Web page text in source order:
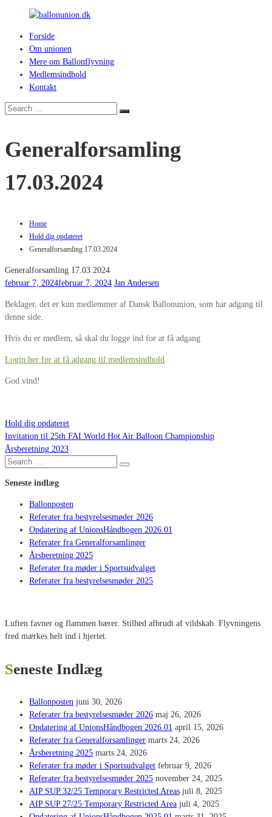
content
ballonunion.dk
hvad
vej
blæser
Forside
Om unionen
Mere om Ballonflyvning
Medlemsindhold
Kontakt
Search
Search
Generalforsamling
17.03.2024
Home
Hold dig opdateret
Generalforsamling 17.03.2024
Generalforsamling 17.03.2024
februar 7, 2024februar 7, 2024 Jan Andersen
Beklager, det er kun medlemmer af Dansk Ballonunion, som har adgang til
denne side.
Hvis du er medlem, så skal du logge ind for at få adgang
Login her for at få adgang til medlemsindhold
God vind!
Hold dig opdateret
Indlægsnavigation
Invitation til 25th FAI World Hot Air Balloon Championship
Årsberetning 2023
Search
Search
Seneste indlæg
Ballonposten
Referater fra bestyrelsesmøder 2026
Opdatering af UnionsHåndbogen 2026.01
Referater fra Generalforsamlinger
Årsberetning 2025
Referater fra møder i Sportsudvalget
Referater fra bestyrelsesmøder 2025
Luften favner og flammen bærer. Stilhed afbrudt af vildskab. Flyvningens
fred mærkes helt ind i hjertet.
Seneste Indlæg
Ballonposten juni 30, 2026
Referater fra bestyrelsesmøder 2026 maj 26, 2026
Opdatering af UnionsHåndbogen 2026.01 april 15, 2026
Referater fra Generalforsamlinger marts 24, 2026
Årsberetning 2025 marts 24, 2026
Referater fra møder i Sportsudvalget februar 9, 2026
Referater fra bestyrelsesmøder 2025 november 24, 2025
AIP SUP 32/25 Temporary Restricted Areas juli 8, 2025
AIP SUP 27/25 Temporary Restricted Area juli 4, 2025